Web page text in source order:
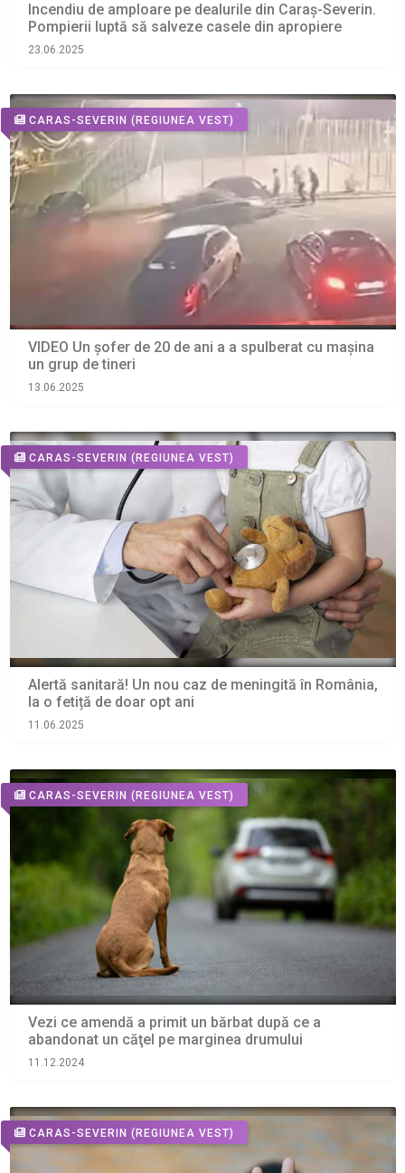
Incendiu de amploare pe dealurile din Caraș-Severin.
Pompierii luptă să salveze casele din apropiere
23.06.2025
CARAS-SEVERIN (REGIUNEA VEST)
VIDEO Un şofer de 20 de ani a a spulberat cu mașina
un grup de tineri
13.06.2025
CARAS-SEVERIN (REGIUNEA VEST)
Alertă sanitară! Un nou caz de meningită în România,
la o fetiță de doar opt ani
11.06.2025
CARAS-SEVERIN (REGIUNEA VEST)
Vezi ce amendă a primit un bărbat după ce a
abandonat un căţel pe marginea drumului
11.12.2024
CARAS-SEVERIN (REGIUNEA VEST)